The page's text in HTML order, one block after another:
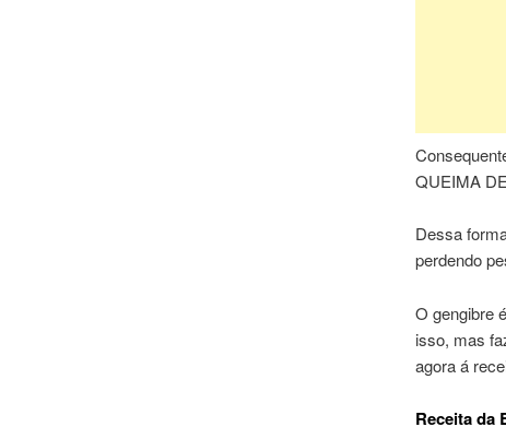
QUEIMA
Dessa
perdendo
O gengibre
isso, mas
agora á
Receita da